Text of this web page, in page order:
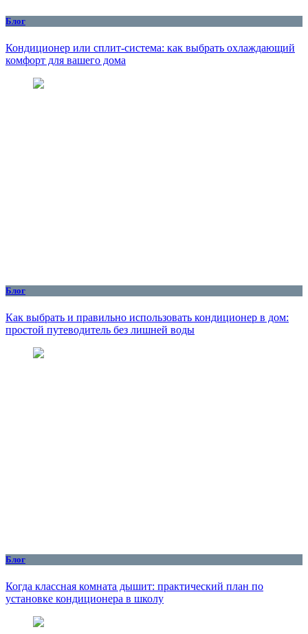
Блог
Кондиционер или сплит-система: как выбрать охлаждающий
комфорт для вашего дома
Блог
Как выбрать и правильно использовать кондиционер в дом:
простой путеводитель без лишней воды
Блог
Когда классная комната дышит: практический план по
установке кондиционера в школу